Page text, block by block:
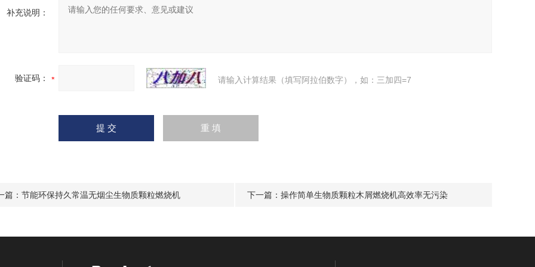
补充说明：
验证码： 请输入计算结果（填写阿拉伯数字），如：三加四=7
篇： 节能环保持久常温无烟尘生物质颗粒燃烧机 下一篇： 操作简单生物质颗粒木屑燃烧机高效率无污染